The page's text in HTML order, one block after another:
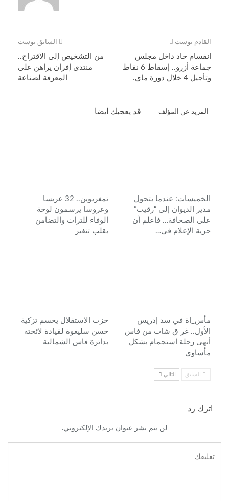
السابق بوست
من التشخيص إلى الاقتراح..
منتدى إفران يراهن على
المعرفة لصناعة
القادم بوست
انقسام حاد داخل مجلس
جماعة أزرو.. إسقاط 6 نقاط
وتأجيل 4 خلال دورة ماي.
قد يعجبك ايضا المزيد عن المؤلف
تمغريوين.. 32 عريسا
وعروسا يرسمون لوحة
الوفاء للتراث والتضامن
بقلب تنغير
الخميسات: عندما يتحول
مدير الديوان إلى “رقيب”
على الصحافة… فاعلم أن
حرية الإعلام في…
حزب الاستقلال يحسم تزكية
حسن سليغوة لقيادة لائحته
بدائرة فاس الشمالية
مأس_اة في سد إدريس
الأول.. غر ق شاب من فاس
أنهى رحلة استجمام بشكل
مأساوي
السابق التالي
اترك رد
لن يتم نشر عنوان بريدك الإلكتروني.